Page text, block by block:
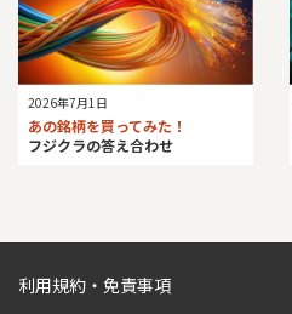
2026年7月1日
あの銘柄を買ってみた！
フジクラの答え合わせ
利用規約・免責事項